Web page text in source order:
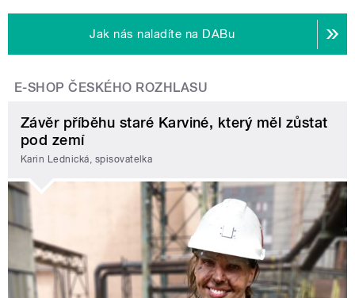
Jak nás naladíte na DABu
E-SHOP ČESKÉHO ROZHLASU
Závěr příběhu staré Karviné, který měl zůstat
pod zemí
Karin Lednická, spisovatelka